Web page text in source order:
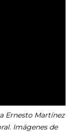
Ernesto Martínez
Imágenes de